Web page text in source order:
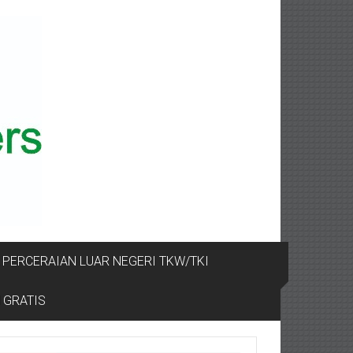
LUAR NEGERI TKW/TKI